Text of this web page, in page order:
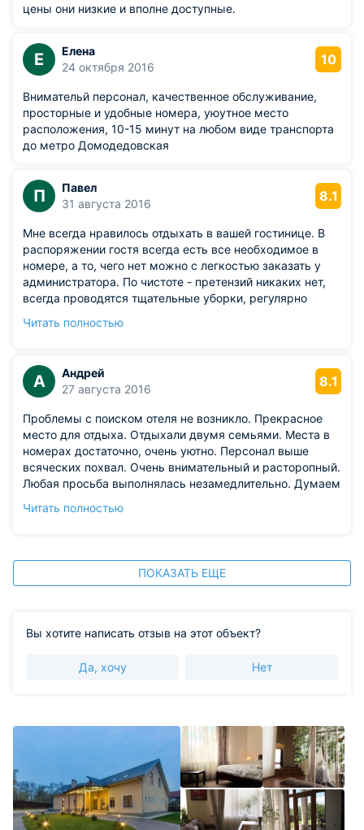
цены они низкие и вполне доступные.
Е
Елена
24 октября 2016
10
Внимательй персонал, качественное обслуживание,
просторные и удобные номера, уюутное место
расположения, 10-15 минут на любом виде транспорта
до метро Домодедовская
П
Павел
31 августа 2016
8.1
Мне всегда нравилось отдыхать в вашей гостинице. В
распоряжении гостя всегда есть все необходимое в
номере, а то, чего нет можно с легкостью заказать у
администратора. По чистоте - претензий никаких нет,
всегда проводятся тщательные уборки, регулярно
напоминаний.
Читать полностью
А
Андрей
27 августа 2016
8.1
Проблемы с поиском отеля не возникло. Прекрасное
место для отдыха. Отдыхали двумя семьями. Места в
номерах достаточно, очень уютно. Персонал выше
всяческих похвал. Очень внимательный и расторопный.
Любая просьба выполнялась незамедлительно. Думаем
Из недостатков: мне не очень понравилось качество
Читать полностью
ПОКАЗАТЬ ЕЩЕ
Вы хотите написать отзыв на этот объект?
Да, хочу Нет